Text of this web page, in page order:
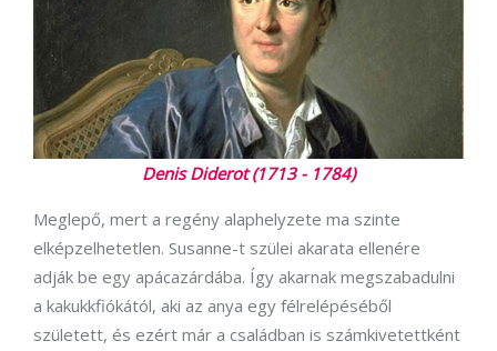
Denis Diderot (1713 - 1784)
Meglepő, mert a regény alaphelyzete ma szinte
elképzelhetetlen. Susanne-t szülei akarata ellenére
adják be egy apácazárdába. Így akarnak megszabadulni
a kakukkfiókától, aki az anya egy félrelépéséből
született, és ezért már a családban is számkivetettként